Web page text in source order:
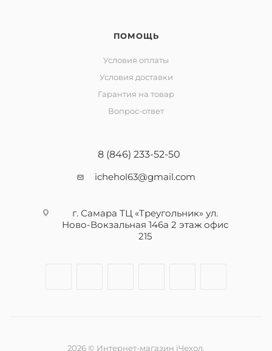
ПОМОЩЬ
Условия оплаты
Условия доставки
Гарантия на товар
Вопрос-ответ
8 (846) 233-52-50
ichehol63@gmail.com
г. Самара ТЦ «Треугольник» ул.
Ново-Вокзальная 146а 2 этаж офис
215
2026 © Интернет-магазин iЧехол.